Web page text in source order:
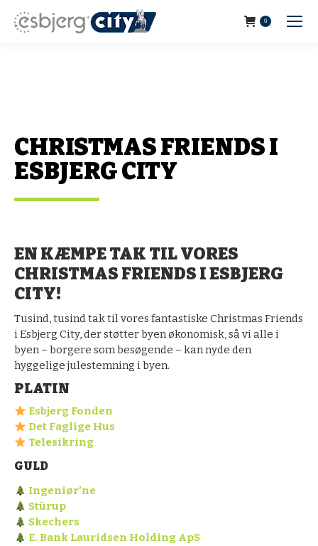
0
CHRISTMAS FRIENDS I
ESBJERG CITY
EN KÆMPE TAK TIL VORES
CHRISTMAS FRIENDS I ESBJERG
CITY!
Tusind, tusind tak til vores fantastiske Christmas Friends
i Esbjerg City, der støtter byen økonomisk, så vi alle i
byen – borgere som besøgende – kan nyde den
hyggelige julestemning i byen.
PLATIN
Esbjerg Fonden
Det Faglige Hus
Telesikring
GULD
Ingeniør’ne
Stürup
Skechers
E. Bank Lauridsen Holding ApS